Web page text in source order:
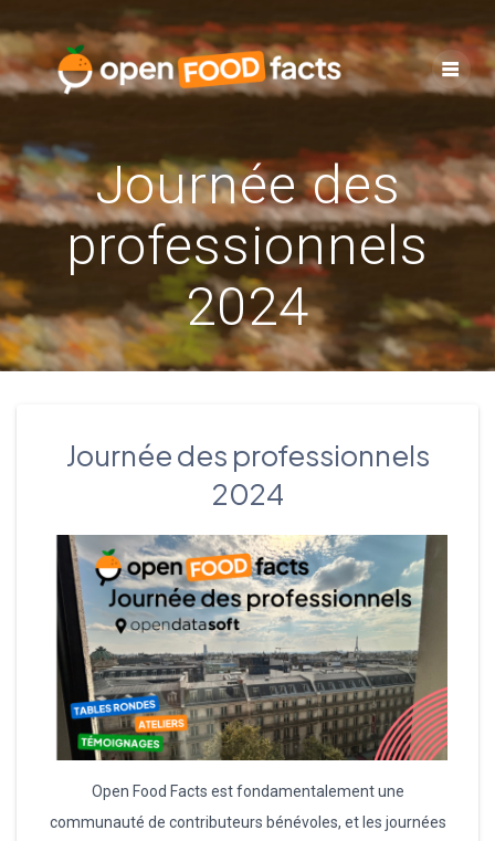
content
Journée des
professionnels
2024
Journée des professionnels
2024
Open Food Facts est fondamentalement une
communauté de contributeurs bénévoles, et les journées